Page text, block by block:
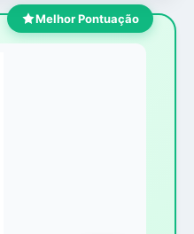
Melhor Pontuação